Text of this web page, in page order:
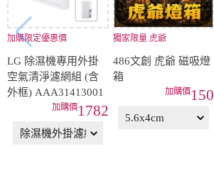
加購限定優惠價
LG 除濕機專用外掛
空氣清淨濾網組 (含
外框) AAA31413001
1782
獨家限量 虎爺
486文創 虎爺 磁吸燈
箱
150